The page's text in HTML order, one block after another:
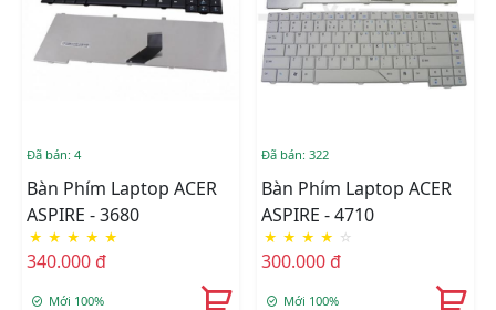
Đã bán: 4
Bàn Phím Laptop ACER
ASPIRE - 3680
★ ★ ★ ★ ★
340.000 đ
Mới 100%
Đã bán: 322
Bàn Phím Laptop ACER
ASPIRE - 4710
★ ★ ★ ★ ☆
300.000 đ
Mới 100%